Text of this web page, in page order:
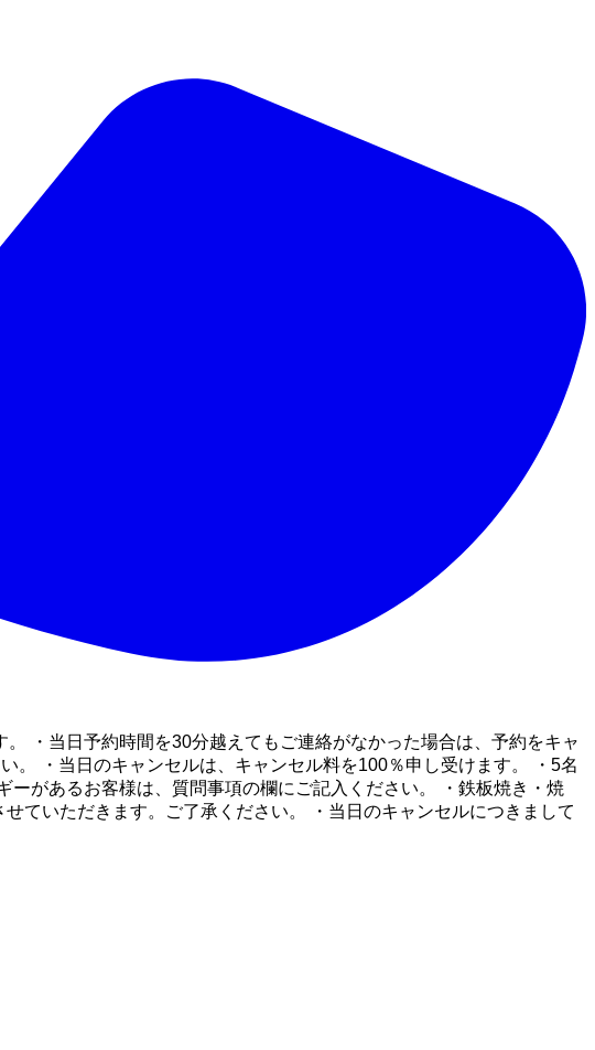
・当日予約時間を30分越えてもご連絡がなかった場合は、予約をキャ
。 ・当日のキャンセルは、キャンセル料を100％申し受けます。 ・5名
があるお客様は、質問事項の欄にご記入ください。 ・鉄板焼き・焼
ていただきます。ご了承ください。 ・当日のキャンセルにつきまして